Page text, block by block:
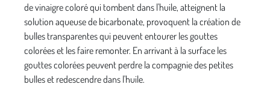
de vinaigre coloré qui tombent dans l'huile, atteignent la
solution aqueuse de bicarbonate, provoquent la création de
bulles transparentes qui peuvent entourer les gouttes
colorées et les faire remonter. En arrivant à la surface les
gouttes colorées peuvent perdre la compagnie des petites
bulles et redescendre dans l'huile.